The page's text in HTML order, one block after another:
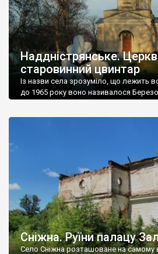
Наддністрянське.
старовинний цвинтар
Із назви села зрозуміло, що лежить
до 1965 року воно називалося
Наддністрянське відрізняється від
сіл. У селі є мурована Михайлівська
Сніжна. Руїни палацу
Село Сніжна розташоване на самому